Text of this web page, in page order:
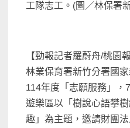
工隊志工。(圖／林保署
【勁報記者羅蔚舟/桃園報
林業保育署新竹分署國
114年度「志願服務」，
遊樂區以「樹說心語攀
趣」為主題，邀請財團